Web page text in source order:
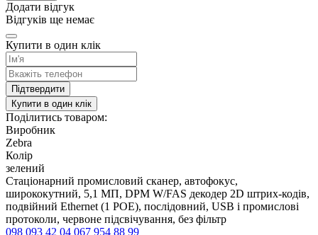
Додати відгук
Відгуків ще немає
Купити в один клік
Підтвердити
Купити в один клік
Поділитись товаром:
Виробник
Zebra
Колір
зелений
Стаціонарний промисловий сканер, автофокус,
ширококутний, 5,1 МП, DPM W/FAS декодер 2D штрих-кодів,
подвійний Ethernet (1 POE), послідовний, USB і промислові
протоколи, червоне підсвічування, без фільтр
098 093 42 04 067 954 88 99